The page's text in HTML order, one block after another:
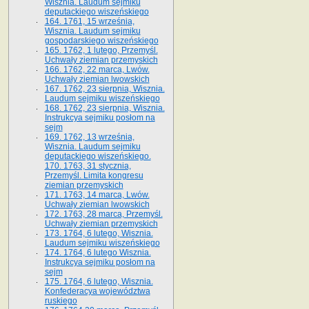
Wisznia. Laudum sejmiku
deputackiego wiszeńskiego
164. 1761, 15 września,
Wisznia. Laudum sejmiku
gospodarskiego wiszeńskiego
165. 1762, 1 lutego, Przemyśl.
Uchwały ziemian przemyskich
166. 1762, 22 marca, Lwów.
Uchwały ziemian lwowskich
167. 1762, 23 sierpnia, Wisznia.
Laudum sejmiku wiszeńskiego
168. 1762, 23 sierpnia, Wisznia.
Instrukcya sejmiku posłom na
sejm
169. 1762, 13 września,
Wisznia. Laudum sejmiku
deputackiego wiszeńskiego.
170. 1763, 31 stycznia,
Przemyśl. Limita kongresu
ziemian przemyskich
171. 1763, 14 marca, Lwów.
Uchwały ziemian lwowskich
172. 1763, 28 marca, Przemyśl.
Uchwały ziemian przemyskich
173. 1764, 6 lutego, Wisznia.
Laudum sejmiku wiszeńskiego
174. 1764, 6 lutego Wisznia.
Instrukcya sejmiku posłom na
sejm
175. 1764, 6 lutego, Wisznia.
Konfederacya województwa
ruskiego